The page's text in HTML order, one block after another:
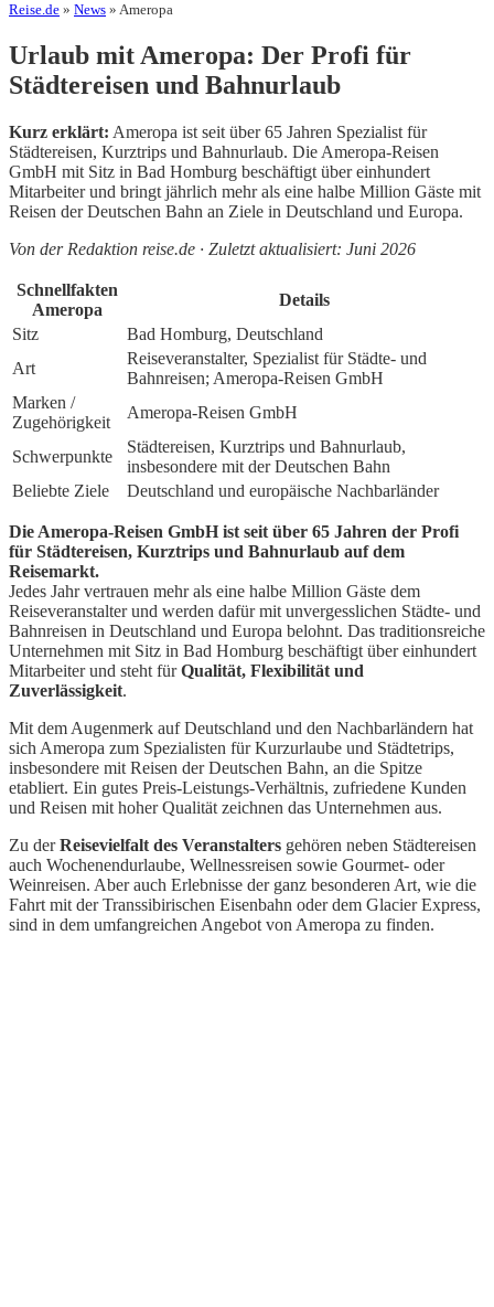
Reise.de » News » Ameropa
Urlaub mit Ameropa: Der Profi für
Städtereisen und Bahnurlaub
Kurz erklärt: Ameropa ist seit über 65 Jahren Spezialist für
Städtereisen, Kurztrips und Bahnurlaub. Die Ameropa-Reisen
GmbH mit Sitz in Bad Homburg beschäftigt über einhundert
Mitarbeiter und bringt jährlich mehr als eine halbe Million Gäste mit
Reisen der Deutschen Bahn an Ziele in Deutschland und Europa.
Von der Redaktion reise.de · Zuletzt aktualisiert: Juni 2026
Schnellfakten
Ameropa
Details
Sitz
Bad Homburg, Deutschland
Art
Reiseveranstalter, Spezialist für Städte- und
Bahnreisen; Ameropa-Reisen GmbH
Marken /
Zugehörigkeit
Ameropa-Reisen GmbH
Schwerpunkte
Städtereisen, Kurztrips und Bahnurlaub,
insbesondere mit der Deutschen Bahn
Beliebte Ziele
Deutschland und europäische Nachbarländer
Die Ameropa-Reisen GmbH ist seit über 65 Jahren der Profi
für Städtereisen, Kurztrips und Bahnurlaub auf dem
Reisemarkt.
Jedes Jahr vertrauen mehr als eine halbe Million Gäste dem
Reiseveranstalter und werden dafür mit unvergesslichen Städte- und
Bahnreisen in Deutschland und Europa belohnt. Das traditionsreiche
Unternehmen mit Sitz in Bad Homburg beschäftigt über einhundert
Mitarbeiter und steht fürQualität, Flexibilität und
Zuverlässigkeit.
Mit dem Augenmerk auf Deutschland und den Nachbarländern hat
sich Ameropa zum Spezialisten für Kurzurlaube und Städtetrips,
insbesondere mit Reisen der Deutschen Bahn, an die Spitze
etabliert. Ein gutes Preis-Leistungs-Verhältnis, zufriedene Kunden
und Reisen mit hoher Qualität zeichnen das Unternehmen aus.
Zu derReisevielfalt des Veranstalters gehören neben Städtereisen
auch Wochenendurlaube, Wellnessreisen sowie Gourmet- oder
Weinreisen. Aber auch Erlebnisse der ganz besonderen Art, wie die
Fahrt mit der Transsibirischen Eisenbahn oder dem Glacier Express,
sind in dem umfangreichen Angebot von Ameropa zu finden.